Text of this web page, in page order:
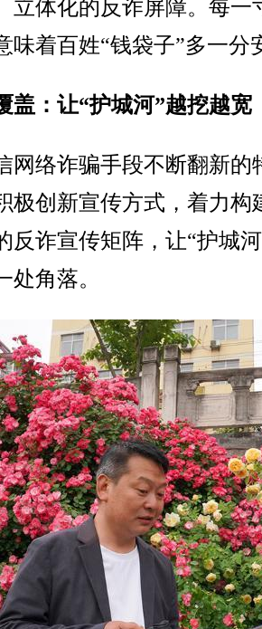
立体化的反诈屏障。每一
味着百姓“钱袋子”多一分
盖：让“护城河”越挖越宽
络诈骗手段不断翻新的
极创新宣传方式，着力构
反诈宣传矩阵，让“护城
处角落。